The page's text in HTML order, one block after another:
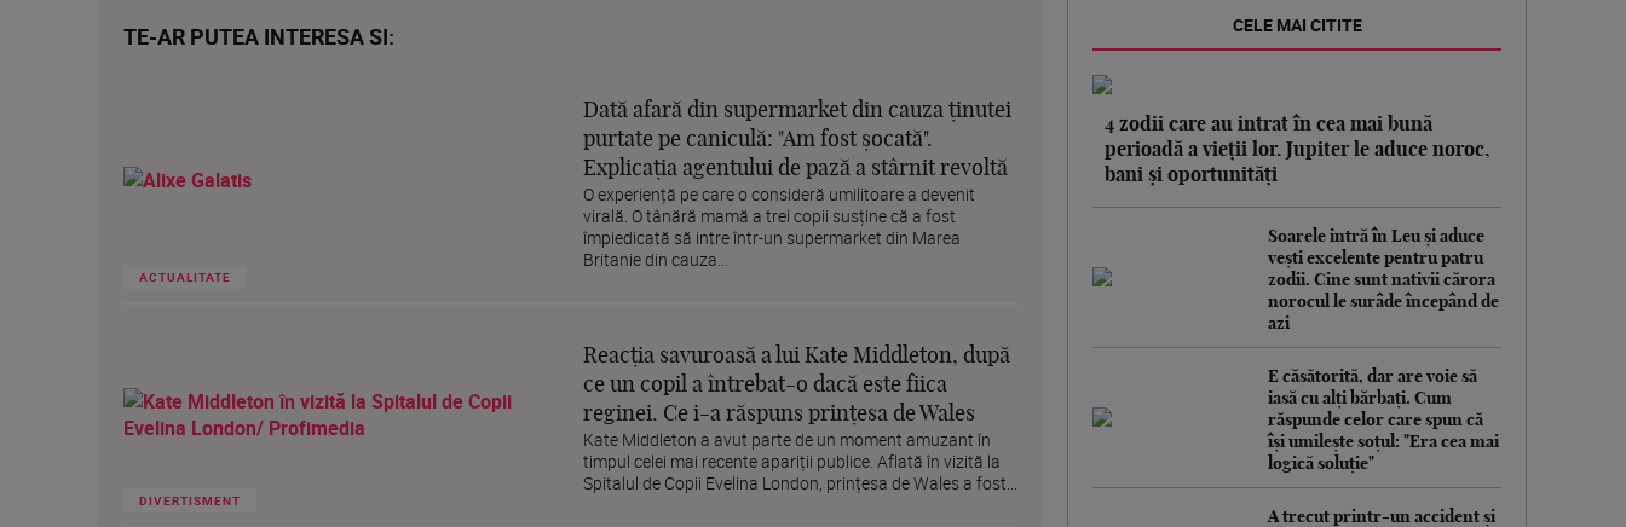
TE-AR PUTEA INTERESA SI:
ACTUALITATE
Dată afară din supermarket din cauza ținutei
purtate pe caniculă: "Am fost șocată".
Explicația agentului de pază a stârnit revoltă
O experiență pe care o consideră umilitoare a devenit
virală. O tânără mamă a trei copii susține că a fost
împiedicată să intre într-un supermarket din Marea
Britanie din cauza...
DIVERTISMENT
Reacția savuroasă a lui Kate Middleton, după
ce un copil a întrebat-o dacă este fiica
reginei. Ce i-a răspuns prințesa de Wales
Kate Middleton a avut parte de un moment amuzant în
timpul celei mai recente apariții publice. Aflată în vizită la
Spitalul de Copii Evelina London, prințesa de Wales a fost...
CELE MAI CITITE
4 zodii care au intrat în cea mai bună
perioadă a vieții lor. Jupiter le aduce noroc,
bani și oportunități
Soarele intră în Leu și aduce
vești excelente pentru patru
zodii. Cine sunt nativii cărora
norocul le surâde începând de
azi
E căsătorită, dar are voie să
iasă cu alți bărbați. Cum
răspunde celor care spun că
își umilește soțul: "Era cea mai
logică soluție"
A trecut printr-un accident și